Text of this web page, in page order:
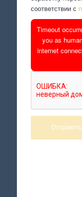
соответствии с
Timeout
you as
internet